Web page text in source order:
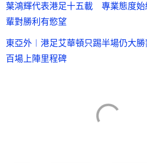
葉鴻輝代表港足十五載 專業態度
輩對勝利有慾望
東亞外︱港足艾華頓只踢半場仍大
百場上陣里程碑